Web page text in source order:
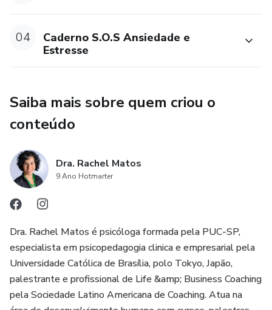
04
Caderno S.O.S Ansiedade e
Estresse
Saiba mais sobre quem criou o
conteúdo
Dra. Rachel Matos
9 Ano Hotmarter
Dra. Rachel Matos é psicóloga formada pela PUC-SP,
especialista em psicopedagogia clinica e empresarial pela
Universidade Católica de Brasília, polo Tokyo, Japão,
palestrante e profissional de Life &amp; Business Coaching
pela Sociedade Latino Americana de Coaching. Atua na